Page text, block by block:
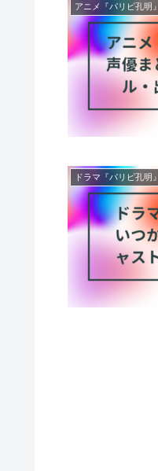
アニメ『パリピ孔明』
ドラマ『パリピ孔明』